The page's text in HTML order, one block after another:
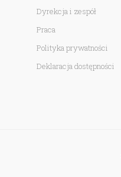
Dyrekcja i zespół
Praca
Polityka prywatności
Deklaracja dostępności